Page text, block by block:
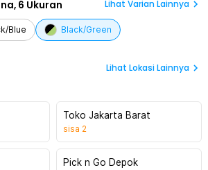
6 Ukuran Lihat Varian Lainnya
Blue Black/Green
Lihat Lokasi Lainnya
Toko Jakarta Barat
sisa 2
Pick n Go Depok